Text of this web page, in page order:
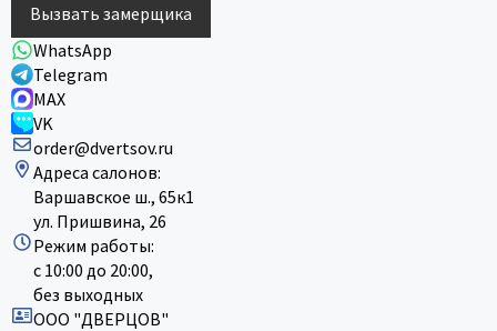
Вызвать замерщика
WhatsApp
Telegram
MAX
VK
order@dvertsov.ru
Адреса салонов:
Варшавское ш., 65к1
ул. Пришвина, 26
Режим работы:
с 10:00 до 20:00,
без выходных
ООО "ДВЕРЦОВ"